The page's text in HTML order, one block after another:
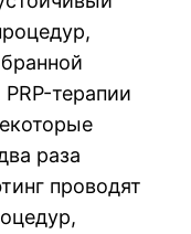
терапии
раза
проводят